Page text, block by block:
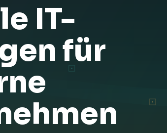
IT-
für